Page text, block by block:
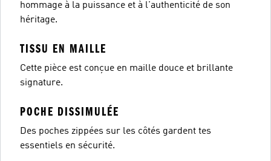
hommage à la puissance et à l'authenticité de son
héritage.
TISSU EN MAILLE
Cette pièce est conçue en maille douce et brillante
signature.
POCHE DISSIMULÉE
Des poches zippées sur les côtés gardent tes
essentiels en sécurité.